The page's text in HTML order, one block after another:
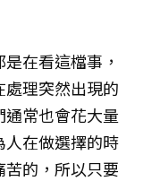
在看這檔事，
理突然出現的
常也會花大量
人在做選擇的時
的，所以只要